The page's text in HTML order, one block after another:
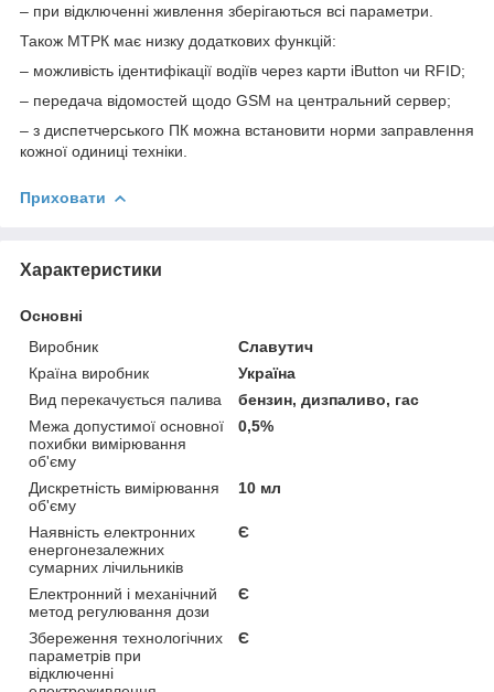
– при відключенні живлення зберігаються всі параметри.
Також МТРК має низку додаткових функцій:
– можливість ідентифікації водіїв через карти iButton чи RFID;
– передача відомостей щодо GSM на центральний сервер;
– з диспетчерського ПК можна встановити норми заправлення
кожної одиниці техніки.
Приховати
Характеристики
Основні
Виробник
Славутич
Країна виробник
Україна
Вид перекачується палива
бензин, дизпаливо, гас
Межа допустимої основної
похибки вимірювання
об'єму
0,5%
Дискретність вимірювання
об'єму
10 мл
Наявність електронних
енергонезалежних
сумарних лічильників
Є
Електронний і механічний
метод регулювання дози
Є
Збереження технологічних
параметрів при
відключенні
Є